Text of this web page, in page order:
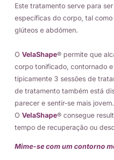
Este tratamento serve para
específicas do corpo, tal
glúteos e abdómen.
O VelaShape® permite que
corpo tonificado, contornado
tipicamente 3 sessões de
de tratamento também está
parecer e sentir-se mais jovem.
O VelaShape® consegue
tempo de recuperação ou
Mime-se com um contorno